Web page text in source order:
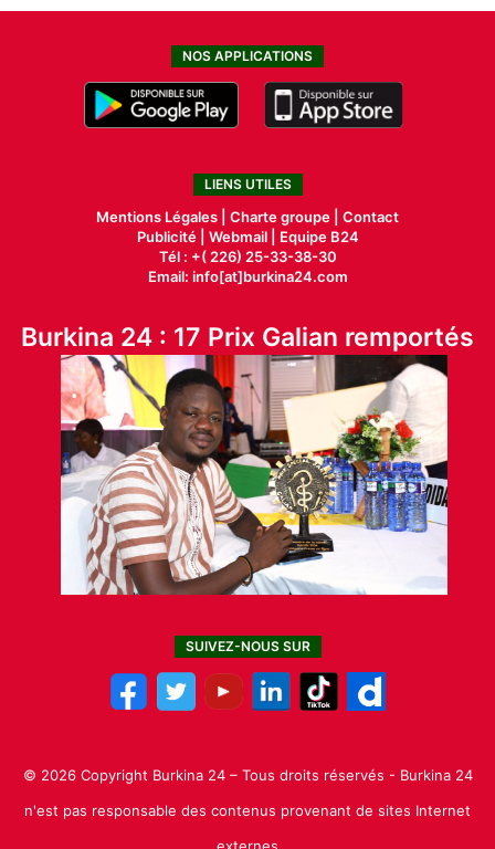
NOS APPLICATIONS
LIENS UTILES
Mentions Légales | Charte groupe | Contact
Publicité| Webmail |
Equipe B24
Tél : +( 226) 25-33-38-30
Email: info[at]burkina24.com
Burkina 24 : 17 Prix Galian remportés
SUIVEZ-NOUS SUR
© 2026 Copyright Burkina 24 – Tous droits réservés - Burkina 24
n'est pas responsable des contenus provenant de sites Internet
externes